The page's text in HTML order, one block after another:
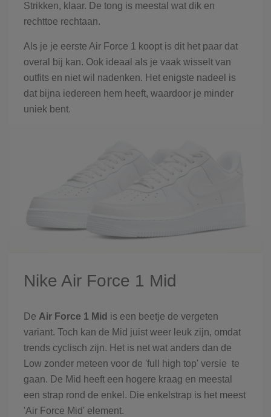
Strikken, klaar. De tong is meestal wat dik en
rechttoe rechtaan.
Als je je eerste Air Force 1 koopt is dit het paar dat
overal bij kan. Ook ideaal als je vaak wisselt van
outfits en niet wil nadenken. Het enigste nadeel is
dat bijna iedereen hem heeft, waardoor je minder
uniek bent.
Nike Air Force 1 Mid
De Air Force 1 Mid is een beetje de vergeten
variant. Toch kan de Mid juist weer leuk zijn, omdat
trends cyclisch zijn. Het is net wat anders dan de
Low zonder meteen voor de 'full high top' versie te
gaan. De Mid heeft een hogere kraag en meestal
een strap rond de enkel. Die enkelstrap is het meest
'Air Force Mid' element.